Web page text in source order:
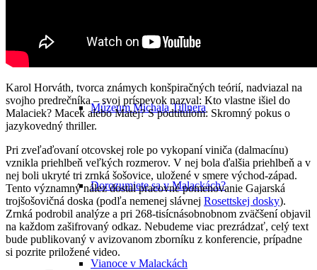
Múzeum Michala Tillnera
Dorozumiete sa v Malackách?
Vianoce v Malackách
Karol Horváth, tvorca známych konšpiračných teórií, nadviazal na
svojho predrečníka – svoj príspevok nazval: Kto vlastne išiel do
Malaciek? Macek alebo Matej? S podtitulom: Skromný pokus o
jazykovedný thriller.
Pri zveľaďovaní otcovskej role po vykopaní viniča (dalmacínu)
vznikla priehlbeň veľkých rozmerov. V nej bola ďalšia priehlbeň a v
nej boli ukryté tri zrnká šošovice, uložené v smere východ-západ.
Tento významný nález dostal pracovné pomenovanie Gajarská
trojšošovičná doska (podľa nemenej slávnej Rosettskej dosky).
Zrnká podrobil analýze a pri 268-tisícnásobnobnom zväčšení objavil
na každom zašifrovaný odkaz. Nebudeme viac prezrádzať, celý text
bude publikovaný v avizovanom zborníku z konferencie, prípadne
si pozrite priložené video.